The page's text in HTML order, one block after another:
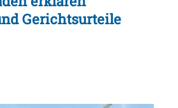
Gerichtsurteile